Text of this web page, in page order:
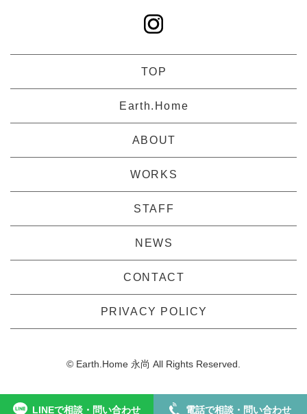
LINEで相談・問い合わせ 電話で相談・問い合わせ
TOP
Earth.Home
ABOUT
WORKS
STAFF
NEWS
CONTACT
PRIVACY POLICY
© Earth.Home 永尚 All Rights Reserved.